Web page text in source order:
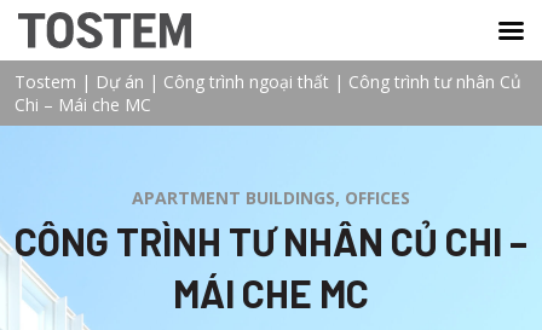
Tostem | Dự án | Công trình ngoại thất | Công trình tư nhân Củ
Chi – Mái che MC
APARTMENT BUILDINGS, OFFICES
CÔNG TRÌNH TƯ NHÂN CỦ CHI –
MÁI CHE MC
TOSTEM VIỆT NAM